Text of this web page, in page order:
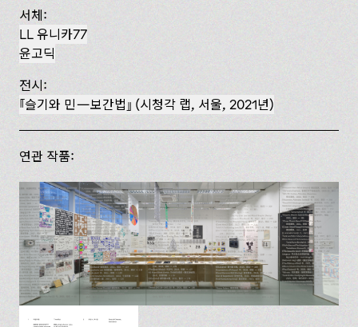
서체:
LL 유니카77
윤고딕
전시:
슬기와 민—보간법
(시청각 랩, 서울, 2021년)
연관 작품: